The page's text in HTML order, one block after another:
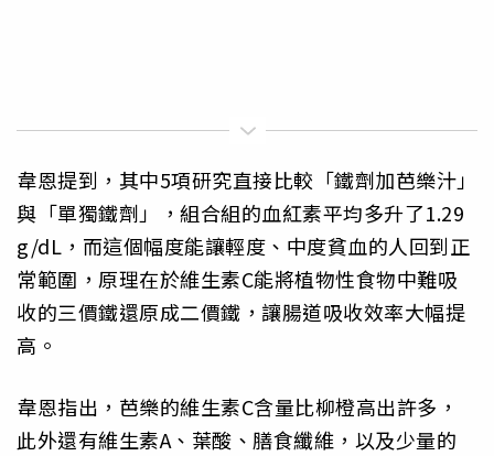
韋恩提到，其中5項研究直接比較「鐵劑加芭樂汁」
與「單獨鐵劑」，組合組的血紅素平均多升了1.29
g/dL，而這個幅度能讓輕度、中度貧血的人回到正
常範圍，原理在於維生素C能將植物性食物中難吸
收的三價鐵還原成二價鐵，讓腸道吸收效率大幅提
高。
韋恩指出，芭樂的維生素C含量比柳橙高出許多，
此外還有維生素A、葉酸、膳食纖維，以及少量的